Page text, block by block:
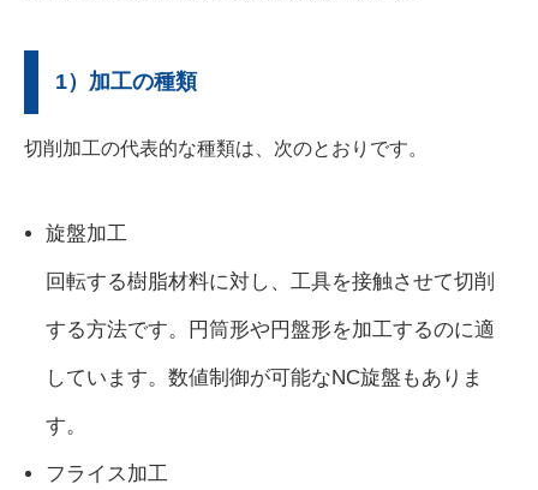
1）加工の種類
切削加工の代表的な種類は、次のとおりです。
旋盤加工
回転する樹脂材料に対し、工具を接触させて切削
する方法です。円筒形や円盤形を加工するのに適
しています。数値制御が可能なNC旋盤もありま
す。
フライス加工